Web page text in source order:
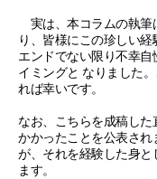
実は、本コラムの執筆
り、皆様にこの珍しい
エンドでない限り不幸
イミングと なりました
れば幸いです。
なお、こちらを成稿し
かかったことを公表さ
が、それを経験した身と
ます。